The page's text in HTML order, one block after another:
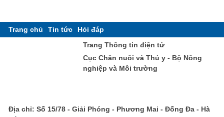
Trang chủ Tin tức
Hỏi đáp
Trang Thông tin điện tử
Cục Chăn nuôi và Thú y - Bộ Nông
nghiệp và Môi trường
Địa chỉ: Số 15/78 - Giải Phóng - Phương Mai - Đống Đa - Hà